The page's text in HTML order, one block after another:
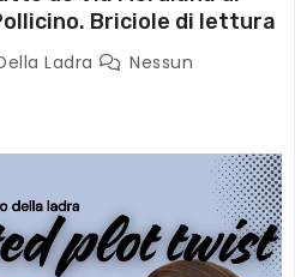
Briciole di lettura
Ladra
Nessun